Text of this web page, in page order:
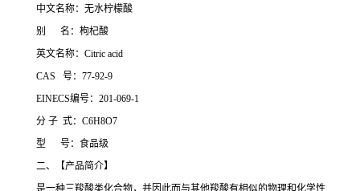
中文名称：无水柠檬酸
别 名：枸杞酸
英文名称：Citric acid
CAS 号：77-92-9
EINECS编号：201-069-1
分 子 式：C6H8O7
型 号：食品级
二、【产品简介】